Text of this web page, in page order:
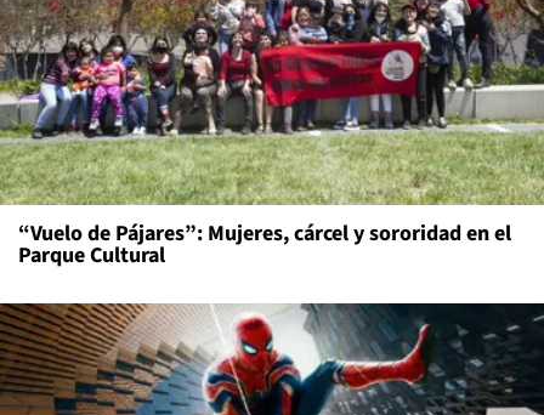
“Vuelo de Pájares”: Mujeres, cárcel y sororidad en el
Parque Cultural